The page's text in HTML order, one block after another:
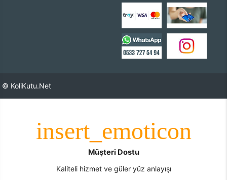
© KoliKutu.Net
Müşteri Dostu
Kaliteli hizmet ve güler yüz anlayışı